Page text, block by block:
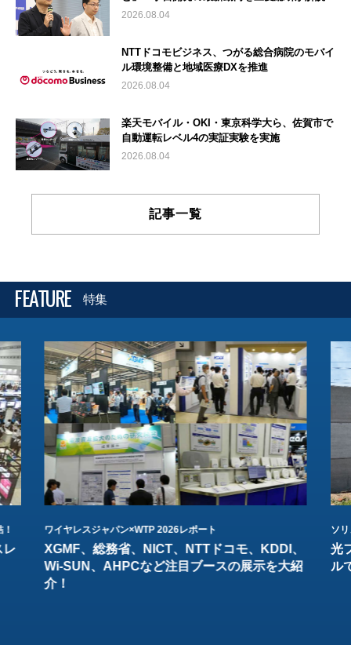
2026.08.04
NTTドコモビジネス、つがる総合病院のモバイ
ル環境整備と地域医療DXを推進
2026.08.04
楽天モバイル・OKI・東京科学大ら、佐賀市で
自動運転レベル4の実証実験を実施
2026.08.04
記事一覧
FEATURE 特集
レ
ワイヤレスジャパン×WTP 2026レポート
XGMF、総務省、NICT、NTTドコモ、KDDI、
Wi-SUN、AHPCなど注目ブースの展示を大紹
介！
ソ
光
ル